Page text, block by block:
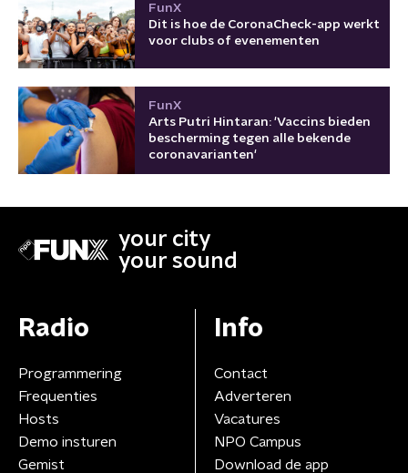
FunX
Dit is hoe de CoronaCheck-app werkt
voor clubs of evenementen
FunX
Arts Putri Hintaran: 'Vaccins bieden
bescherming tegen alle bekende
coronavarianten'
your city
your sound
Radio
Programmering
Frequenties
Hosts
Demo insturen
Gemist
Info
Contact
Adverteren
Vacatures
NPO Campus
Download de app